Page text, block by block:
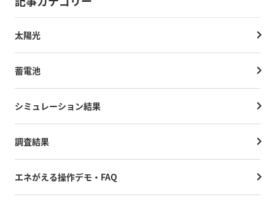
太陽光
蓄電池
シミュレーション結果
調査結果
エネがえる操作デモ・FAQ